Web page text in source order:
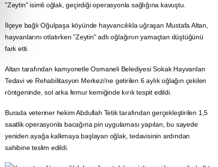
"Zeytin" isimli oğlak, geçirdiği operasyonla sağlığına kavuştu.
İlçeye bağlı Oğulpaşa köyünde hayvancılıkla uğraşan Mustafa Altan,
hayvanlarını otlatırken "Zeytin" adlı oğlağının yamaçtan düştüğünü
fark etti.
Altan tarafından kamyonetle Osmaneli BelediyesiSokak Hayvanları
Tedavi ve Rehabilitasyon Merkezi'ne getirilen 6 aylık oğlağın çekilen
röntgeninde, sol arka femur kemiğinde kırık tespit edildi.
Burada veteriner hekim Abdullah Tetik tarafından gerçekleştirilen 1,5
saatlik operasyonla bacağına pin uygulaması yapılan, bu sayede
yeniden ayağa kalkmaya başlayan oğlak, tedavisinin ardından
sahibine teslim edildi.